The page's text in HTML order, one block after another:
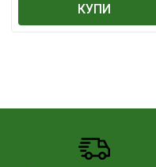
КУПИ